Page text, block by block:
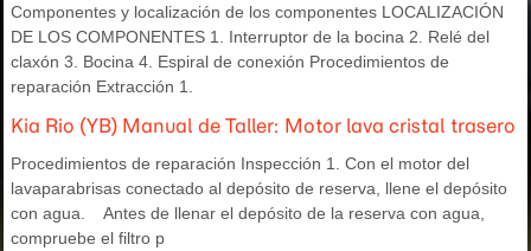
Componentes y localización de los componentes LOCALIZACIÓN
DE LOS COMPONENTES 1. Interruptor de la bocina 2. Relé del
claxón 3. Bocina 4. Espiral de conexión Procedimientos de
reparación Extracción 1.
Kia Rio (YB) Manual de Taller: Motor lava cristal trasero
Procedimientos de reparación Inspección 1. Con el motor del
lavaparabrisas conectado al depósito de reserva, llene el depósito
con agua. Antes de llenar el depósito de la reserva con agua,
compruebe el filtro p